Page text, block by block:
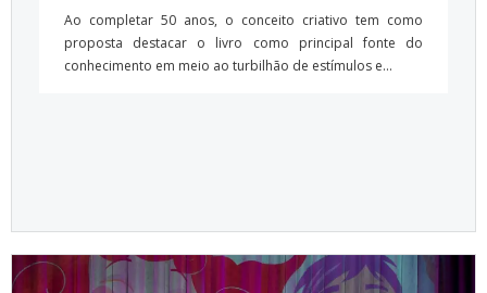
Ao completar 50 anos, o conceito criativo tem como
proposta destacar o livro como principal fonte do
conhecimento em meio ao turbilhão de estímulos e...